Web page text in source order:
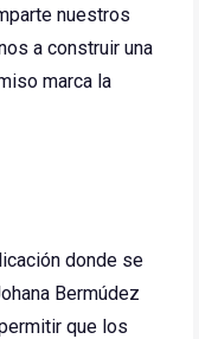
nuestros
a construir una
marca la
donde se
Bermúdez
que los